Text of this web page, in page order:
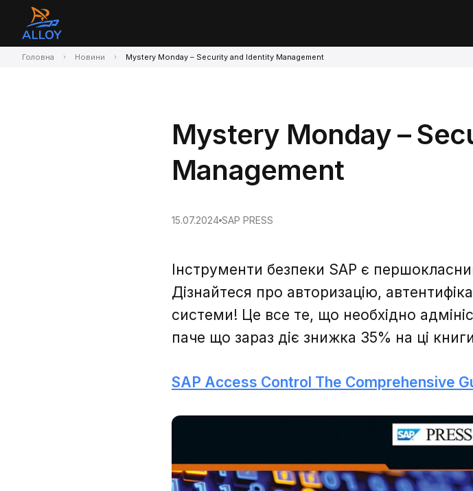
Головна Новини Mystery Monday – Security and Identity Management
Mystery Monday –
Management
15.07.2024 SAP PRESS
Інструменти безпеки SAP є
Дізнайтеся про авторизацію,
системи! Це все те, що необхідно
паче що зараз діє знижка 35% на ці
SAP Access Control The Comprehensive